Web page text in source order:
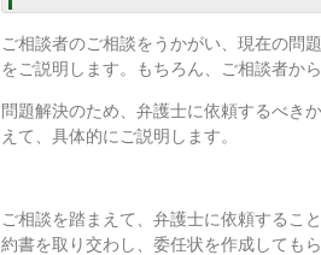
ご相談者のご相談をうかがい、現在の問
をご説明します。もちろん、ご相談者か
問題解決のため、弁護士に依頼するべき
えて、具体的にご説明します。
ご相談を踏まえて、弁護士に依頼するこ
約書を取り交わし、委任状を作成しても